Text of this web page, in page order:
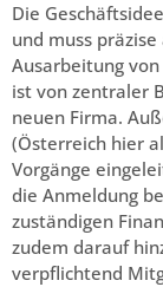
Die
und muss
Ausarbeitung
ist von zentraler
neuen Firma.
(Österreich hier
Vorgänge
die Anmeldung
zuständigen
zudem darauf
verpflichtend